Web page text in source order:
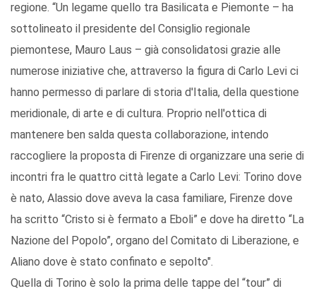
regione. “Un legame quello tra Basilicata e Piemonte – ha
sottolineato il presidente del Consiglio regionale
piemontese, Mauro Laus – già consolidatosi grazie alle
numerose iniziative che, attraverso la figura di Carlo Levi ci
hanno permesso di parlare di storia d'Italia, della questione
meridionale, di arte e di cultura. Proprio nell'ottica di
mantenere ben salda questa collaborazione, intendo
raccogliere la proposta di Firenze di organizzare una serie di
incontri fra le quattro città legate a Carlo Levi: Torino dove
è nato, Alassio dove aveva la casa familiare, Firenze dove
ha scritto “Cristo si è fermato a Eboli” e dove ha diretto “La
Nazione del Popolo”, organo del Comitato di Liberazione, e
Aliano dove è stato confinato e sepolto".
Quella di Torino è solo la prima delle tappe del “tour” di